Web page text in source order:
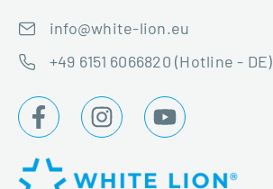
info@white-lion.eu
+49 6151 6066820 (Hotline - DE)